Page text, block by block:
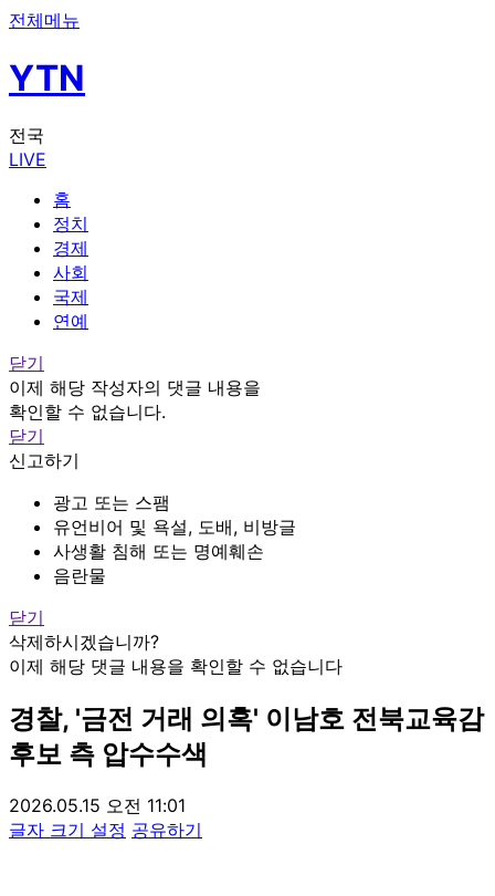
전체메뉴
YTN
전국
LIVE
홈
정치
경제
사회
국제
연예
닫기
이제 해당 작성자의 댓글 내용을
확인할 수 없습니다.
닫기
신고하기
광고 또는 스팸
유언비어 및 욕설, 도배, 비방글
사생활 침해 또는 명예훼손
음란물
닫기
삭제하시겠습니까?
이제 해당 댓글 내용을 확인할 수 없습니다
경찰, '금전 거래 의혹' 이남호 전북교육감
후보 측 압수수색
2026.05.15 오전 11:01
글자 크기 설정 공유하기